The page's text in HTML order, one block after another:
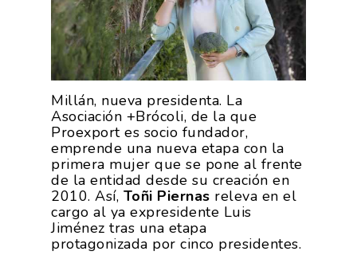
Millán, nueva presidenta. La
Asociación +Brócoli, de la que
Proexport es socio fundador,
emprende una nueva etapa con la
primera mujer que se pone al frente
de la entidad desde su creación en
2010. Así, Toñi Piernas releva en el
cargo al ya expresidente Luis
Jiménez tras una etapa
protagonizada por cinco presidentes.